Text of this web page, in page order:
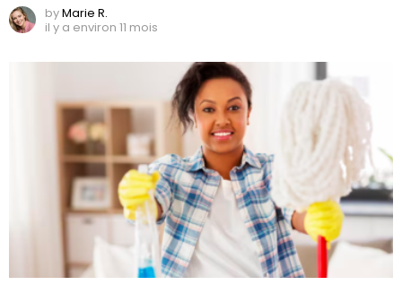
byMarie R.
il y a environ 11 mois